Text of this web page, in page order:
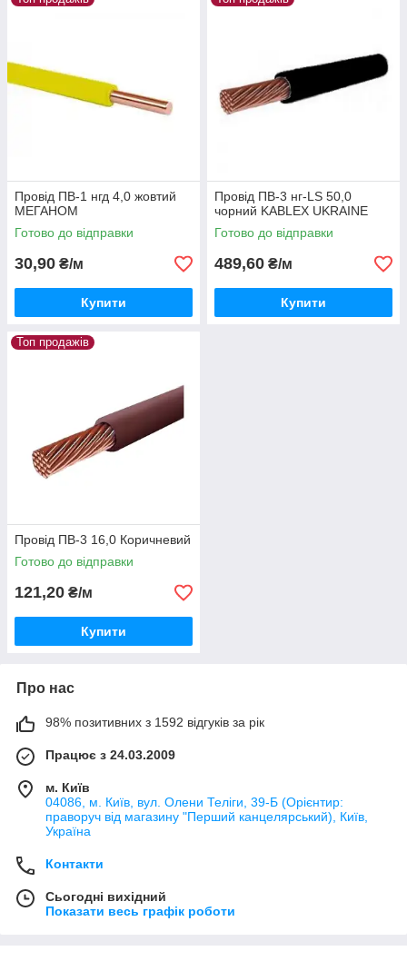
Провід ПВ-1 нгд 4,0 жовтий
МЕГАНОМ
Готово до відправки
30,90 ₴/м
Купити
Провід ПВ-3 нг-LS 50,0
чорний KABLEX UKRAINE
Готово до відправки
489,60 ₴/м
Купити
Топ продажів
Провід ПВ-3 16,0 Коричневий
Готово до відправки
121,20 ₴/м
Купити
Про нас
98% позитивних з 1592 відгуків за рік
Працює з 24.03.2009
м. Київ
04086, м. Київ, вул. Олени Теліги, 39-Б (Орієнтир:
праворуч від магазину "Перший канцелярський), Київ,
Україна
Контакти
Сьогодні вихідний
Показати весь графік роботи